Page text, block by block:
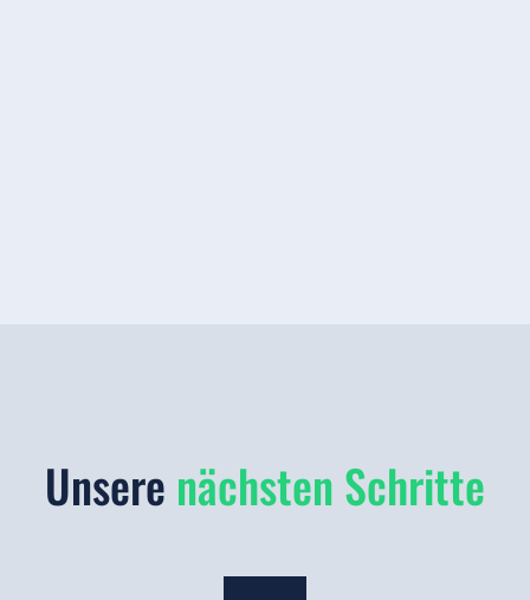
Unsere nächsten Schritte